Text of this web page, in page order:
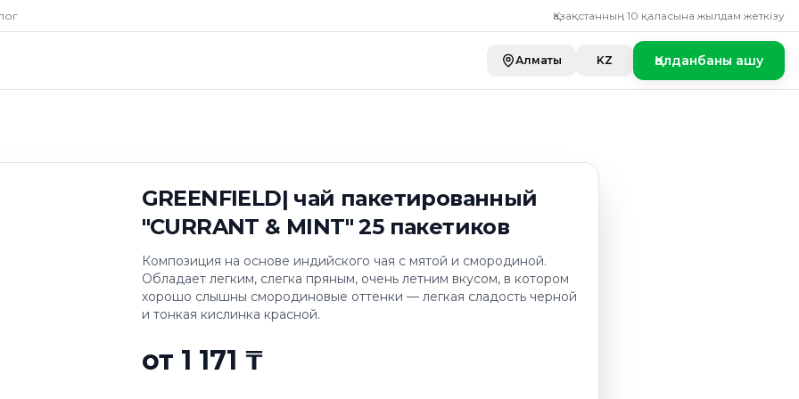
Қазақстанның 10 қаласына жылдам жеткізу
Алматы KZ Қолданбаны ашу
GREENFIELD| чай пакетированный
"CURRANT & MINT" 25 пакетиков
Композиция на основе индийского чая с мятой и смородиной.
Обладает легким, слегка пряным, очень летним вкусом, в котором
хорошо слышны смородиновые оттенки — легкая сладость черной
и тонкая кислинка красной.
от 1 171 ₸
25 пакетиков
чай пакетированный